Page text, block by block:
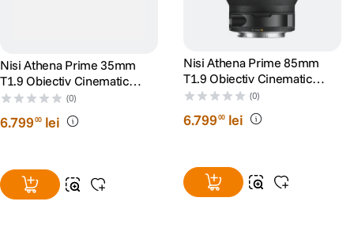
Nisi Athena Prime 35mm
T1.9 Obiectiv Cinematic
Mirrorless Montura PL
(0)
6.79900 lei
Nisi Athena Prime 85mm
T1.9 Obiectiv Cinematic
Mirrorless Montura PL
(0)
6.79900 lei